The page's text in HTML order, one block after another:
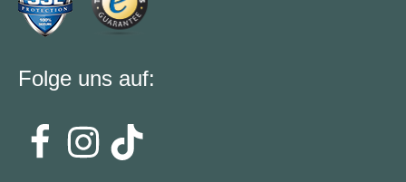
Folge uns auf: